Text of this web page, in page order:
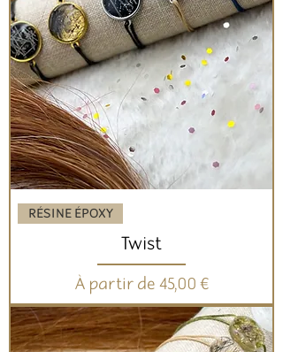
RÉSINE ÉPOXY
Twist
À partir de 45,00 €
Prix promotionnel